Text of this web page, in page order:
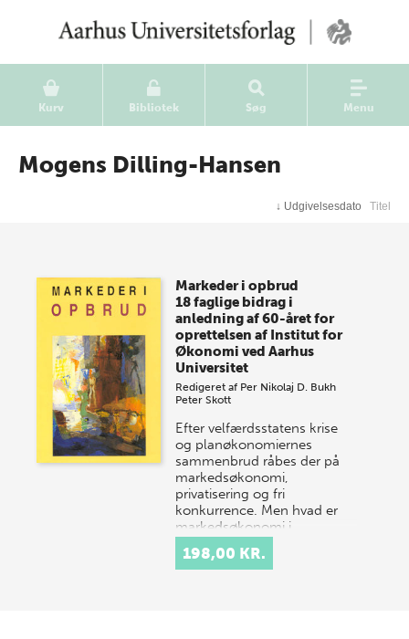
Kurv Bibliotek Søg Menu
Mogens Dilling-Hansen
↓ Udgivelsesdato Titel
Markeder i opbrud
18 faglige bidrag i
anledning af 60-året for
oprettelsen af Institut for
Økonomi ved Aarhus
Universitet
Redigeret af Per Nikolaj D. Bukh
Peter Skott
Efter velfærdsstatens krise
og planøkonomiernes
sammenbrud råbes der på
markedsøkonomi,
privatisering og fri
konkurrence. Men hvad er
markedsøkonomi i…
198,00 KR.